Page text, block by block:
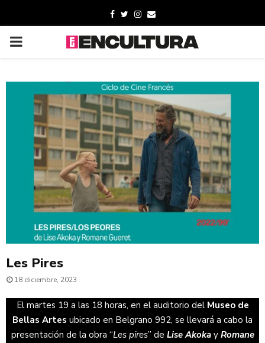
Les Pires
18 diciembre, 2023
El martes 19 a las 18 horas, en el auditorio del Museo de
Bellas Artes ubicado en Belgrano 992, se llevará a cabo la
presentación de la obra “Les pires” de Lise Akoka y Romane